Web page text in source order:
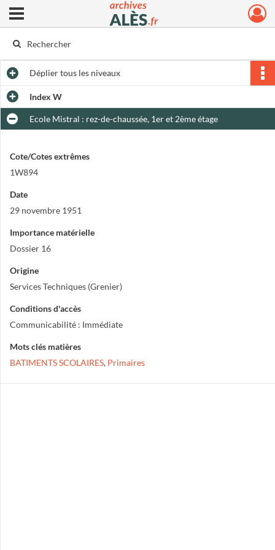
Archives municipales d'Alès
Ouvrir le menu déroulant
Dépliertous les niveaux
Index W
Ecole Mistral : rez-de-chaussée, 1er et 2ème étage
Cote/Cotes extrêmes
1W894
Date
29 novembre 1951
Importance matérielle
Dossier 16
Origine
Services Techniques (Grenier)
Conditions d'accès
Communicabilité : Immédiate
Mots clés matières
BATIMENTS SCOLAIRES, Primaires